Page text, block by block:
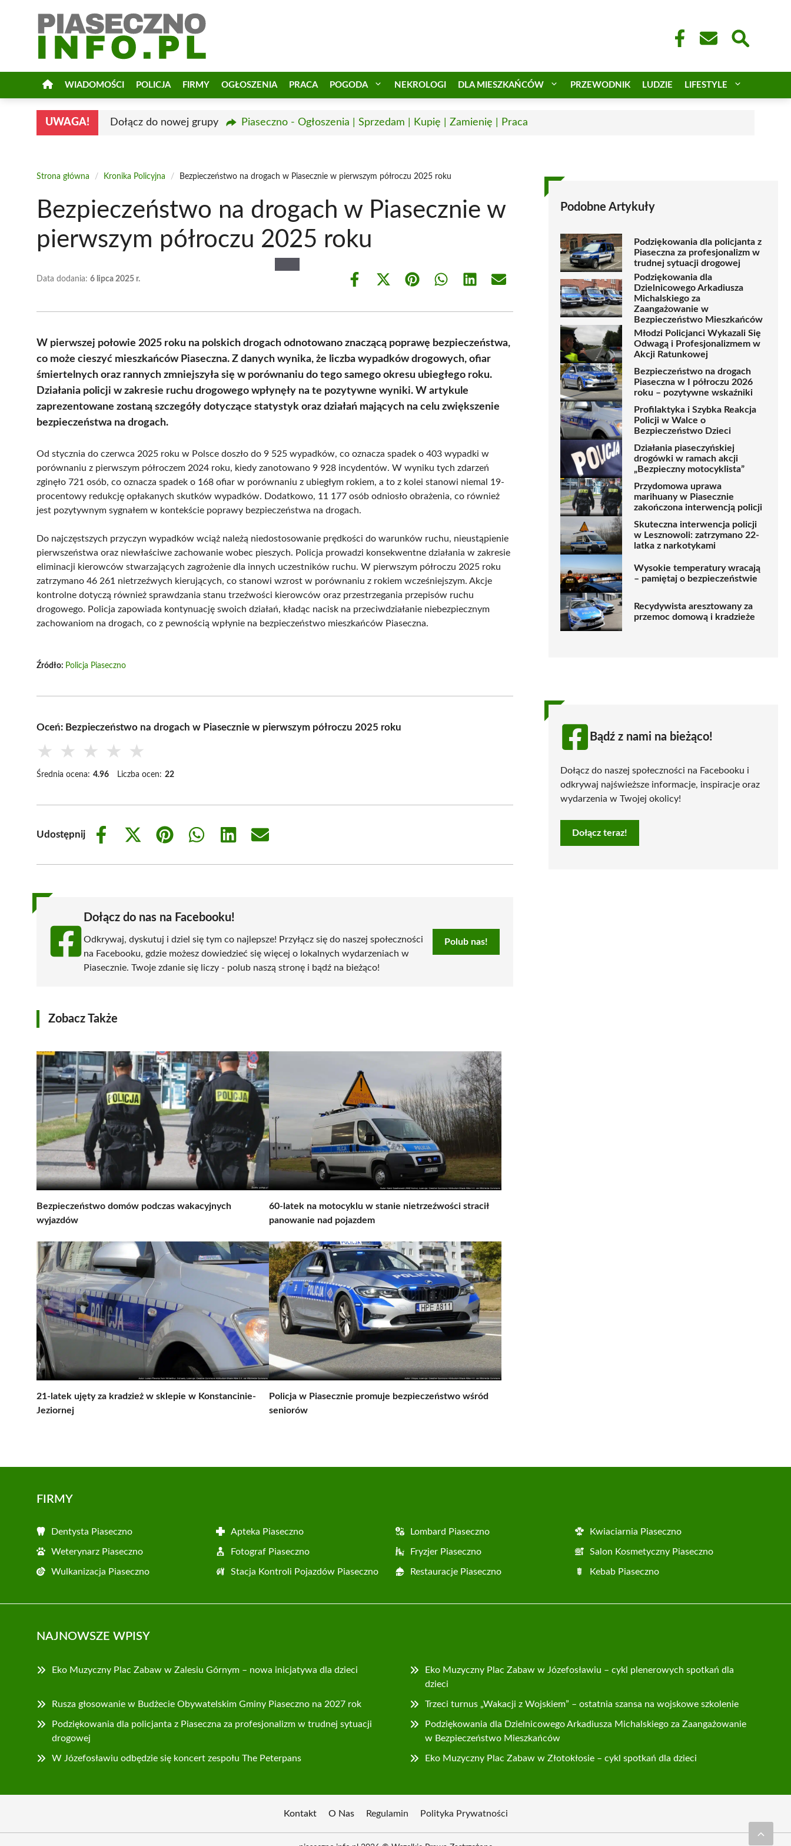
WIADOMOŚCI POLICJA FIRMY OGŁOSZENIA PRACA POGODA NEKROLOGI DLA MIESZKAŃCÓW PRZEWODNIK LUDZIE LIFESTYLE
UWAGA! Dołącz do nowej grupy Piaseczno - Ogłoszenia | Sprzedam | Kupię | Zamienię | Praca
Strona główna / Kronika Policyjna / Bezpieczeństwo na drogach w Piasecznie w pierwszym półroczu 2025 roku
Bezpieczeństwo na drogach w Piasecznie w
pierwszym półroczu 2025 roku
Data dodania: 6 lipca 2025 r.
Share
Share
(Twitter)
Share Share Share Share
W pierwszej połowie 2025 roku na polskich drogach odnotowano znaczącą poprawę bezpieczeństwa,
co może cieszyć mieszkańców Piaseczna. Z danych wynika, że liczba wypadków drogowych, ofiar
śmiertelnych oraz rannych zmniejszyła się w porównaniu do tego samego okresu ubiegłego roku.
Działania policji w zakresie ruchu drogowego wpłynęły na te pozytywne wyniki. W artykule
zaprezentowane zostaną szczegóły dotyczące statystyk oraz działań mających na celu zwiększenie
bezpieczeństwa na drogach.
Od stycznia do czerwca 2025 roku w Polsce doszło do 9 525 wypadków, co oznacza spadek o 403 wypadki w
porównaniu z pierwszym półroczem 2024 roku, kiedy zanotowano 9 928 incydentów. W wyniku tych zdarzeń
zginęło 721 osób, co oznacza spadek o 168 ofiar w porównaniu z ubiegłym rokiem, a to z kolei stanowi niemal 19-
procentowy redukcję opłakanych skutków wypadków. Dodatkowo, 11 177 osób odniosło obrażenia, co również
jest pozytywnym sygnałem w kontekście poprawy bezpieczeństwa na drogach.
Do najczęstszych przyczyn wypadków wciąż należą niedostosowanie prędkości do warunków ruchu, nieustąpienie
pierwszeństwa oraz niewłaściwe zachowanie wobec pieszych. Policja prowadzi konsekwentne działania w zakresie
eliminacji kierowców stwarzających zagrożenie dla innych uczestników ruchu. W pierwszym półroczu 2025 roku
zatrzymano 46 261 nietrzeźwych kierujących, co stanowi wzrost w porównaniu z rokiem wcześniejszym. Akcje
kontrolne dotyczą również sprawdzania stanu trzeźwości kierowców oraz przestrzegania przepisów ruchu
drogowego. Policja zapowiada kontynuację swoich działań, kładąc nacisk na przeciwdziałanie niebezpiecznym
zachowaniom na drogach, co z pewnością wpłynie na bezpieczeństwo mieszkańców Piaseczna.
Źródło: Policja Piaseczno
Oceń: Bezpieczeństwo na drogach w Piasecznie w pierwszym półroczu 2025 roku
★ ★ ★ ★ ★
Średnia ocena: 4.96 Liczba ocen: 22
Udostępnij
Share
Share
(Twitter)
Share
Share
Share
Share
Dołącz do nas na Facebooku!
Odkrywaj, dyskutuj i dziel się tym co najlepsze! Przyłącz się do naszej społeczności
na Facebooku, gdzie możesz dowiedzieć się więcej o lokalnych wydarzeniach w
Piasecznie. Twoje zdanie się liczy - polub naszą stronę i bądź na bieżąco!
Polub nas!
Zobacz Także
Bezpieczeństwo domów podczas wakacyjnych
wyjazdów
60-latek na motocyklu w stanie nietrzeźwości stracił
panowanie nad pojazdem
21-latek ujęty za kradzież w sklepie w Konstancinie-
Jeziornej
Policja w Piasecznie promuje bezpieczeństwo wśród
seniorów
Podobne Artykuły
Podziękowania dla policjanta z
Piaseczna za profesjonalizm w
trudnej sytuacji drogowej
Podziękowania dla
Dzielnicowego Arkadiusza
Michalskiego za
Zaangażowanie w
Bezpieczeństwo Mieszkańców
Młodzi Policjanci Wykazali Się
Odwagą i Profesjonalizmem w
Akcji Ratunkowej
Bezpieczeństwo na drogach
Piaseczna w I półroczu 2026
roku – pozytywne wskaźniki
Profilaktyka i Szybka Reakcja
Policji w Walce o
Bezpieczeństwo Dzieci
Działania piaseczyńskiej
drogówki w ramach akcji
„Bezpieczny motocyklista”
Przydomowa uprawa
marihuany w Piasecznie
zakończona interwencją policji
Skuteczna interwencja policji
w Lesznowoli: zatrzymano 22-
latka z narkotykami
Wysokie temperatury wracają
– pamiętaj o bezpieczeństwie
Recydywista aresztowany za
przemoc domową i kradzieże
Bądź z nami na bieżąco!
Dołącz do naszej społeczności na Facebooku i
odkrywaj najświeższe informacje, inspiracje oraz
wydarzenia w Twojej okolicy!
Dołącz teraz!
FIRMY
Dentysta Piaseczno Apteka Piaseczno Lombard Piaseczno Kwiaciarnia Piaseczno
Weterynarz Piaseczno Fotograf Piaseczno Fryzjer Piaseczno Salon Kosmetyczny Piaseczno
Wulkanizacja Piaseczno Stacja Kontroli Pojazdów Piaseczno Restauracje Piaseczno Kebab Piaseczno
NAJNOWSZE WPISY
Eko Muzyczny Plac Zabaw w Zalesiu Górnym – nowa inicjatywa dla dzieci
Eko Muzyczny Plac Zabaw w Józefosławiu – cykl plenerowych spotkań dla
dzieci
Rusza głosowanie w Budżecie Obywatelskim Gminy Piaseczno na 2027 rok Trzeci turnus „Wakacji z Wojskiem” – ostatnia szansa na wojskowe szkolenie
Podziękowania dla policjanta z Piaseczna za profesjonalizm w trudnej sytuacji
drogowej
Podziękowania dla Dzielnicowego Arkadiusza Michalskiego za Zaangażowanie
w Bezpieczeństwo Mieszkańców
W Józefosławiu odbędzie się koncert zespołu The Peterpans Eko Muzyczny Plac Zabaw w Złotokłosie – cykl spotkań dla dzieci
Kontakt O Nas Regulamin Polityka Prywatności